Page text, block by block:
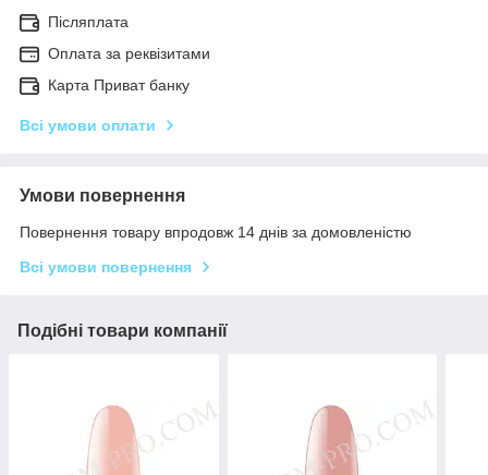
Післяплата
Оплата за реквізитами
Карта Приват банку
Всі умови оплати
Умови повернення
Повернення товару впродовж 14 днів за домовленістю
Всі умови повернення
Подібні товари компанії